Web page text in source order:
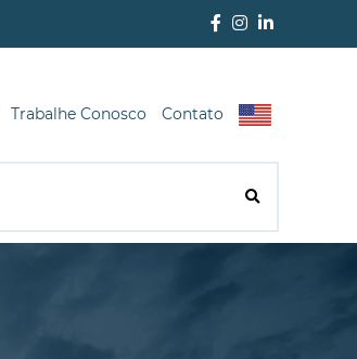
Trabalhe Conosco Contato